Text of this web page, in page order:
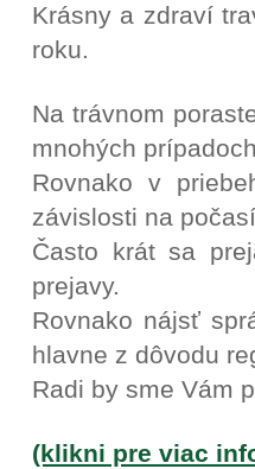
Krásny a zdraví
roku.
Na trávnom
mnohých
Rovnako v
závislosti na
Často krát sa
prejavy.
Rovnako nájsť
hlavne z dôvodu
Radi by sme Vám
(klikni pre viac